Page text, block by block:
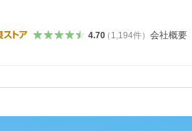
4.70（ 1,194件） 会社概要